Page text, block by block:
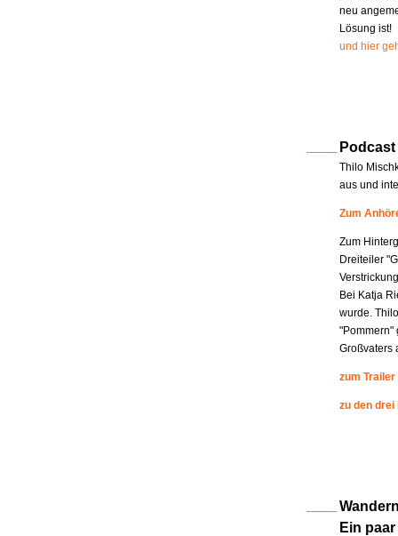
neu
Lösung ist!
und hier
Podcast
Thilo
aus und
Zum
Zum
Dreiteiler
Bei Katja
wurde.
"Pommern"
Großvaters
zum Trailer
zu den
Ein